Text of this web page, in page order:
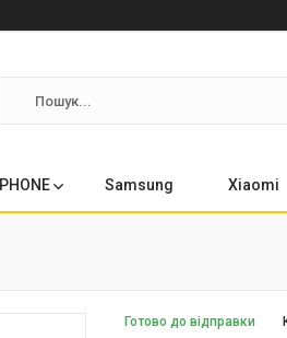
IPHONE Samsung Xiaomi
Готово до відправки